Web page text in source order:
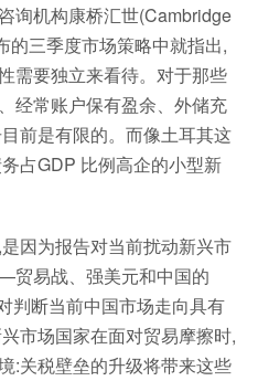
询机构康桥汇世(Cambridge
的三季度市场策略中就指出,
需要独立来看待。对于那些
经常账户保有盈余、外储充
前是有限的。而像土耳其这
占GDP 比例高企的小型新
因为报告对当前扰动新兴市
易战、强美元和中国的
判断当前中国市场走向具有
市场国家在面对贸易摩擦时,
:关税壁垒的升级将带来这些